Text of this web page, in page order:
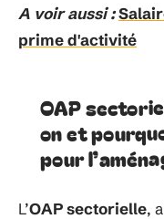
A voir aussi :
prime d'activité
OAP
on et
pour
L’OAP sectorielle,